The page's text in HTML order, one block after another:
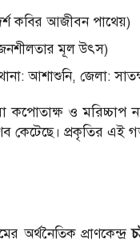
কবির আজীবন পাথেয়)
মূল উৎস)
আশাশুনি, জেলা:
ও মরিচ্চাপ
কেটেছে। প্রকৃতির এই
অর্থনৈতিক প্রাণকেন্দ্র